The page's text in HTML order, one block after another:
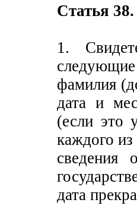
Статья
1.
следующие
фамилия
дата и
(если это
каждого
сведения
дата